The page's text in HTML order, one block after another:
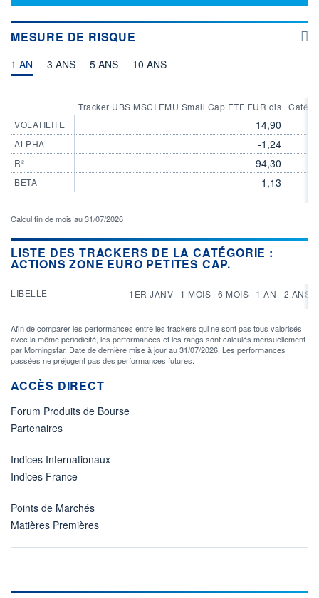
154,8700 162,8100
CTO BUSINESS
+ LISTE
MESURE DE RISQUE
1 AN 3 ANS 5 ANS 10 ANS
VOLATILITE
ALPHA
R²
BETA
Tracker UBS MSCI EMU Small Cap ETF EUR dis
14,90
-1,24
94,30
1,13
Calcul fin de mois au 31/07/2026
LISTE DES TRACKERS DE LA CATÉGORIE :
ACTIONS ZONE EURO PETITES CAP.
LIBELLE 1ER JANV 1 MOIS 6 MOIS 1 AN 2 ANS
Afin de comparer les performances entre les trackers qui ne sont pas tous valorisés
avec la même périodicité, les performances et les rangs sont calculés mensuellement
par Morningstar. Date de dernière mise à jour au 31/07/2026. Les performances
passées ne préjugent pas des performances futures.
ACCÈS DIRECT
Forum Produits de Bourse
Partenaires
Indices Internationaux
Indices France
Points de Marchés
Matières Premières